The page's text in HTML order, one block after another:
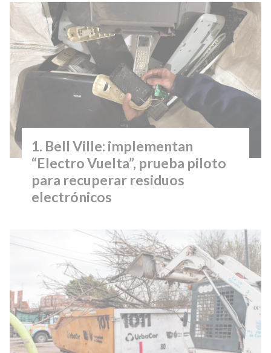
Bell Ville: implementan
“Electro Vuelta”, prueba piloto
para recuperar residuos
electrónicos